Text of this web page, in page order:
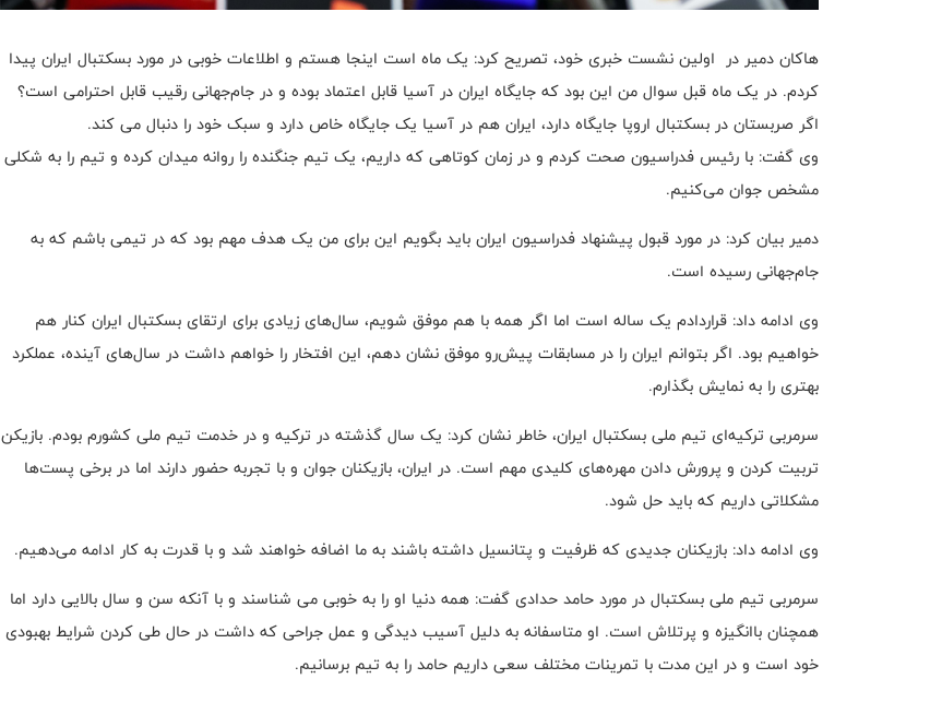
هاکان دمیر در اولین نشست خبری خود، تصریح کرد: یک ماه است اینجا هستم و اطلاعات خوبی در مورد بسکتبال ایران پیدا
کردم. در یک ماه قبل سوال من این بود که جایگاه ایران در آسیا قابل اعتماد بوده و در جام‌جهانی رقیب قابل احترامی است؟
اگر صربستان در بسکتبال اروپا جایگاه دارد، ایران هم در آسیا یک جایگاه خاص دارد و سبک خود را دنبال می کند.
وی گفت: با رئیس فدراسیون صحت کردم و در زمان کوتاهی که داریم، یک تیم جنگنده را روانه میدان کرده و تیم را به شکلی
مشخص جوان می‌کنیم.
دمیر بیان کرد: در مورد قبول پیشنهاد فدراسیون ایران باید بگویم این برای من یک هدف مهم بود که در تیمی باشم که به
جام‌جهانی رسیده است.
وی ادامه داد: قراردادم یک ساله است اما اگر همه با هم موفق شویم، سال‌های زیادی برای ارتقای بسکتبال ایران کنار هم
خواهیم بود. اگر بتوانم ایران را در مسابقات پیش‌رو موفق نشان دهم، این افتخار را خواهم داشت در سال‌های آینده، عملکرد
بهتری را به نمایش بگذارم.
سرمربی ترکیه‌ای تیم ملی بسکتبال ایران، خاطر نشان کرد: یک سال گذشته در ترکیه و در خدمت تیم ملی کشورم بودم. بازیکن
تربیت کردن و پرورش دادن مهره‌های کلیدی مهم است. در ایران، بازیکنان جوان و با تجربه حضور دارند اما در برخی پست‌ها
مشکلاتی داریم که باید حل شود.
وی ادامه داد: بازیکنان جدیدی که ظرفیت و پتانسیل داشته باشند به ما اضافه خواهند شد و با قدرت به کار ادامه می‌دهیم.
سرمربی تیم ملی بسکتبال در مورد حامد حدادی گفت: همه دنیا او را به خوبی می شناسند و با آنکه سن و سال بالایی دارد اما
همچنان باانگیزه و پرتلاش است. او متاسفانه به دلیل آسیب دیدگی و عمل جراحی که داشت در حال طی کردن شرایط بهبودی
خود است و در این مدت با تمرینات مختلف سعی داریم حامد را به تیم برسانیم.